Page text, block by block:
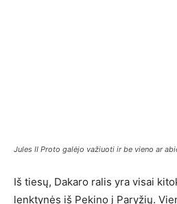
Jules II Proto galėjo važiuoti ir be vieno ar
Iš tiesų, Dakaro ralis yra visai
lenktynės iš Pekino į Paryžių.